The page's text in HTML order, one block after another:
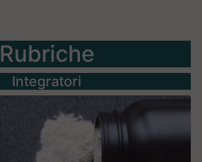
Rubriche
Integratori